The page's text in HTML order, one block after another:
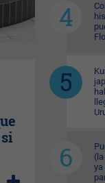
ya